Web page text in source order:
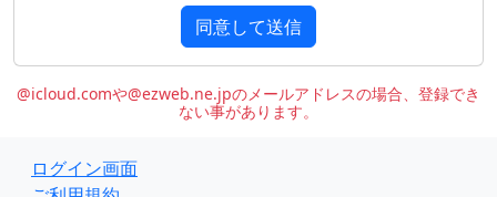
同意して送信
@icloud.comや@ezweb.ne.jpのメールアドレスの場合、登録でき
ない事があります。
ログイン画面